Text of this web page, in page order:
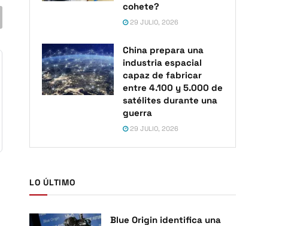
cohete?
29 JULIO, 2026
China prepara una
industria espacial
capaz de fabricar
entre 4.100 y 5.000 de
satélites durante una
guerra
29 JULIO, 2026
LO ÚLTIMO
Blue Origin identifica una